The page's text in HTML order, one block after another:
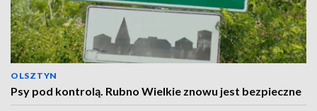
OLSZTYN
Psy pod kontrolą. Rubno Wielkie znowu jest bezpieczne